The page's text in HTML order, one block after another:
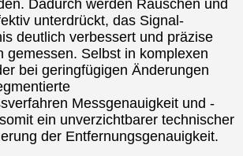
Dadurch werden Rauschen und
unterdrückt, das Signal-
deutlich verbessert und präzise
gemessen. Selbst in komplexen
bei geringfügigen Änderungen
Messgenauigkeit und -
ein unverzichtbarer technischer
der Entfernungsgenauigkeit.